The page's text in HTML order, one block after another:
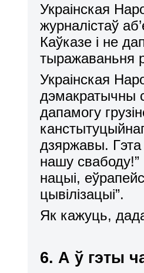
Украінская
журналістаў
Каўказе і не
тыражаваньня
Украінская
дэмакратычны
дапамогу
дзяржавы.
нашу свабоду!”
нацыі,
цывілізацыі”.
Як кажуць,
6. А ў гэты